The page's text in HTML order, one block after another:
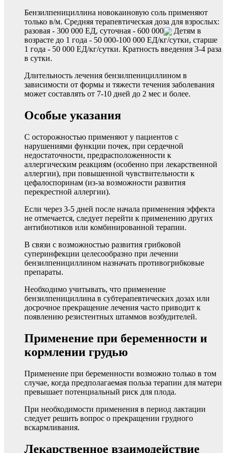
Бензилпенициллина новокаиновую соль применяют
только в/м. Средняя терапевтическая доза для взрослых:
разовая - 300 000 ЕД, суточная - 600 000
Детям в
возрасте до 1 года - 50 000-100 000 ЕД/кг/сутки, старше
1 года - 50 000 ЕД/кг/сутки. Кратность введения 3-4 раза
в сутки.
Длительность лечения бензилпенициллином в
зависимости от формы и тяжести течения заболевания
может составлять от 7-10 дней до 2 мес и более.
Особые указания
С осторожностью применяют у пациентов с
нарушениями функции почек, при сердечной
недостаточности, предрасположенности к
аллергическим реакциям (особенно при лекарственной
аллергии), при повышенной чувствительности к
цефалоспоринам (из-за возможности развития
перекрестной аллергии).
Если через 3-5 дней после начала применения эффекта
не отмечается, следует перейти к применению других
антибиотиков или комбинированной терапии.
В связи с возможностью развития грибковой
суперинфекции целесообразно при лечении
бензилпенициллином назначать противогрибковые
препараты.
Необходимо учитывать, что применение
бензилпенициллина в субтерапевтических дозах или
досрочное прекращение лечения часто приводит к
появлению резистентных штаммов возбудителей.
Применение при беременности и
кормлении грудью
Применение при беременности возможно только в том
случае, когда предполагаемая польза терапии для матери
превышает потенциальный риск для плода.
При необходимости применения в период лактации
следует решить вопрос о прекращении грудного
вскармливания.
Лекарственное взаимодействие